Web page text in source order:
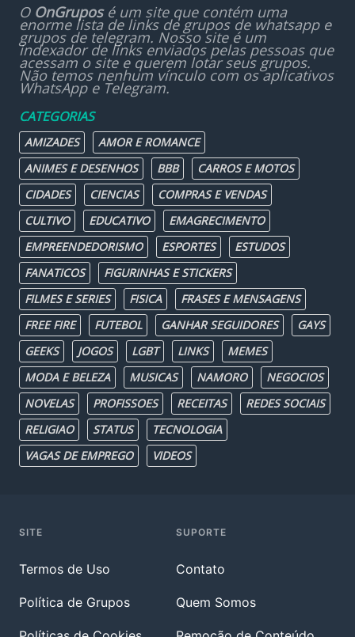
O OnGruposé um site que contém uma
enorme lista de links de grupos de whatsapp e
grupos de telegram. Nosso site é um
indexador de links enviados pelas pessoas que
acessam o site e querem lotar seus grupos.
Não temos nenhum vínculo com os aplicativos
WhatsApp e Telegram.
CATEGORIAS
AMIZADES
AMOR E ROMANCE
ANIMES E DESENHOS
BBB
CARROS E MOTOS
CIDADES
CIENCIAS
COMPRAS E VENDAS
CULTIVO
EDUCATIVO
EMAGRECIMENTO
EMPREENDEDORISMO
ESPORTES
ESTUDOS
FANATICOS
FIGURINHAS E STICKERS
FILMES E SERIES
FISICA
FRASES E MENSAGENS
FREE FIRE
FUTEBOL GANHAR SEGUIDORES
GAYS
GEEKS
JOGOS LGBT LINKS
MEMES
MODA E BELEZA
MUSICAS NAMORO
NEGOCIOS
NOVELAS
PROFISSOES RECEITAS
REDES SOCIAIS
RELIGIAO
STATUS
TECNOLOGIA
VAGAS DE EMPREGO
VIDEOS
SITE
Termos de Uso
Política de Grupos
SUPORTE
Contato
Quem Somos